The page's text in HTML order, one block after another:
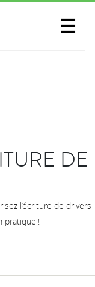
☰
DE
l’écriture de drivers
pratique !